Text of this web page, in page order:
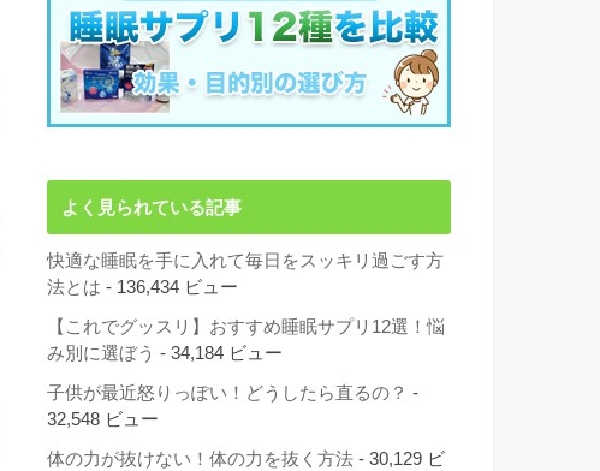
よく見られている記事
快適な睡眠を手に入れて毎日をスッキリ過ごす方
法とは - 136,434 ビュー
【これでグッスリ】おすすめ睡眠サプリ12選！悩
み別に選ぼう - 34,184 ビュー
子供が最近怒りっぽい！どうしたら直るの？ -
32,548 ビュー
体の力が抜けない！体の力を抜く方法 - 30,129 ビ